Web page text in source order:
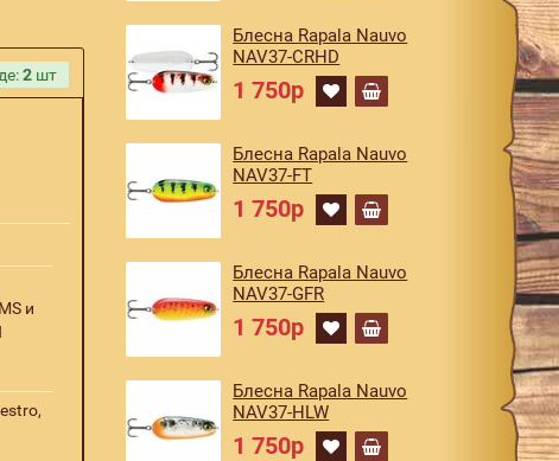
2 шт
и
Блесна Rapala Nauvo
NAV37-CRHD
1 750р
Блесна Rapala Nauvo
NAV37-FT
1 750р
Блесна Rapala Nauvo
NAV37-GFR
1 750р
Блесна Rapala Nauvo
NAV37-HLW
1 750р